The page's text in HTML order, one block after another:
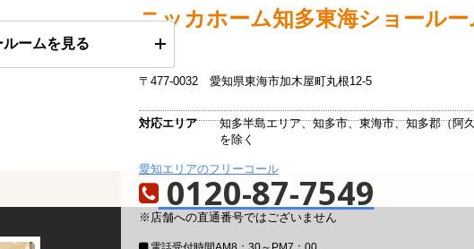
ニッカホーム知多東海ショールー
〒477-0032 愛知県東海市加木屋町丸根12-5
対応エリア
知多半島エリア、知多市、東海市、知多郡（阿
を除く
愛知エリアのフリーコール
0120-87-7549
※店舗への直通番号ではございません
ームを見る